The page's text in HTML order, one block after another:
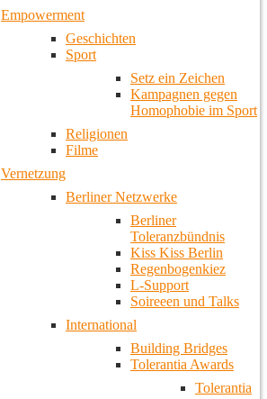
Empowerment
Geschichten
Sport
Setz ein Zeichen
Kampagnen gegen
Homophobie im Sport
Religionen
Filme
Vernetzung
Berliner Netzwerke
Berliner
Toleranzbündnis
Kiss Kiss Berlin
Regenbogenkiez
L-Support
Soireeen und Talks
International
Building Bridges
Tolerantia Awards
Tolerantia